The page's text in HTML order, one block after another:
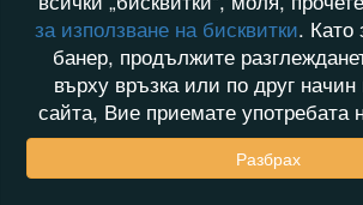
за използване на бисквитки. Като
банер, продължите
върху връзка или по друг начин
сайта, Вие приемате употребата
Разбрах